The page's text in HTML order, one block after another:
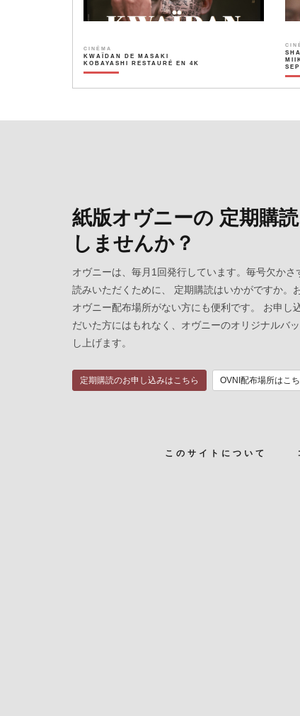
CINÉMA
KWAÏDAN DE MASAKI
KOBAYASHI RESTAURÉ EN 4K
紙版オヴニーの 定期購
しませんか？
オヴニーは、毎月1回発行しています。毎号欠かさ
読みいただくために、 定期購読はいかがですか。
オヴニー配布場所がない方にも便利です。 お申し
だいた方にはもれなく、オヴニーのオリジナルバ
し上げます。
定期購読のお申し込みはこちら OVNI配布場所はこ
このサイトについて